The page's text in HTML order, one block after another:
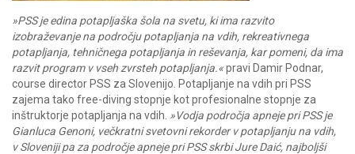
»PSS je edina potapljaška šola na svetu, ki ima razvito
izobraževanje na področju potapljanja na vdih, rekreativnega
potapljanja, tehničnega potapljanja in reševanja, kar pomeni, da ima
razvit program v vseh zvrsteh potapljanja.«pravi Damir Podnar,
course director PSS za Slovenijo. Potapljanje na vdih pri PSS
zajema tako free-diving stopnje kot profesionalne stopnje za
inštruktorje potapljanja na vdih. »Vodja področja apneje pri PSS je
Gianluca Genoni, večkratni svetovni rekorder v potapljanju na vdih,
v Sloveniji pa za področje apneje pri PSS skrbi Jure Daić, najboljši